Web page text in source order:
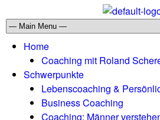
Home
Coaching mit Roland
Schwerpunkte
Lebenscoaching &
Business Coaching
Coaching: Männer